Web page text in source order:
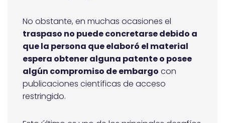
No obstante, en muchas ocasiones el
traspaso no puede concretarse debido a
que la persona que elaboró el material
espera obtener alguna patente o posee
algún compromiso de embargo con
publicaciones científicas de acceso
restringido.